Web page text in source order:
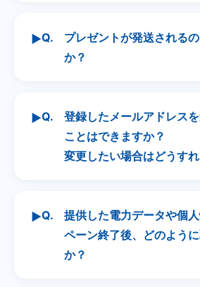
▶Q.
プレゼントが発送される
か？
▶Q.
登録したメールアドレス
ことはできますか？
変更したい場合はどうす
▶Q.
提供した電力データや個
ペーン終了後、どのよう
か？